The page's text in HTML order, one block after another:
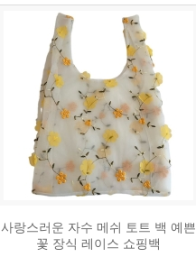
사랑스러운 자수 메쉬 토트 백 예쁜
꽃 장식 레이스 쇼핑백